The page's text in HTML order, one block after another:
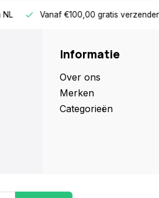
Vanaf €100,00 gratis verzenden
Informatie
Over ons
Merken
Categorieën